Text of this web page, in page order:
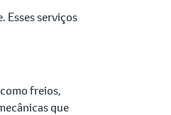
Esses serviços
freios,
que